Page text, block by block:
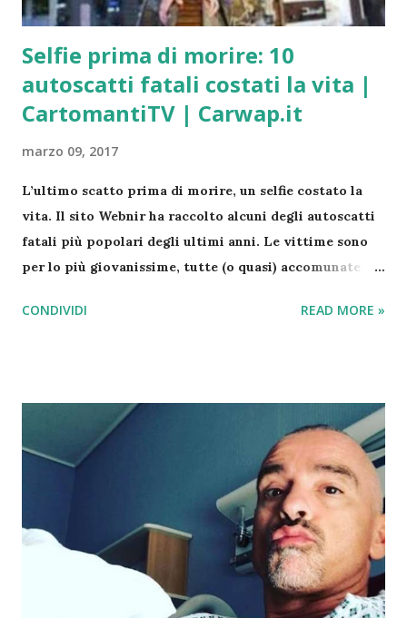
Lascia che mi sieda al tuo fianco e comanda alle mie
labbra di fare ciò che si può f...
Selfie prima di morire: 10
autoscatti fatali costati la vita |
CartomantiTV | Carwap.it
marzo 09, 2017
L’ultimo scatto prima di morire, un selfie costato la
vita. Il sito Webnir ha raccolto alcuni degli autoscatti
fatali più popolari degli ultimi anni. Le vittime sono
per lo più giovanissime, tutte (o quasi) accomunate
o durante la guida in macchina. Perché anche qualche
Ha perso l’equilibrio ed è morta cadendo giù. Questo è
il suo ultimo scatto prima di precipitare. Gli altri
scatti sono altre due immagini di scene iniziatiche di
una tragedie annunciate! Se si utilizza il telefono non
bisogna essere impegnati in nessuna altra operazione ,
tipo guidare o anche passeggiare a piedi. Ricordalo!
Tutti i Giorni della 8 alle 24 | Accedi al Servizio
Adesso Contattami con fiducia!
CONDIVIDI READ MORE »